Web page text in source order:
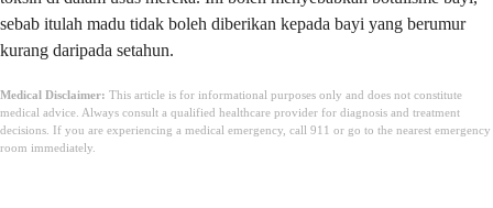
sebab itulah madu tidak boleh diberikan kepada bayi yang berumur
kurang daripada setahun.
Medical Disclaimer: This article is for informational purposes only and does not constitute
medical advice. Always consult a qualified healthcare provider for diagnosis and treatment
decisions. If you are experiencing a medical emergency, call 911 or go to the nearest emergency
room immediately.